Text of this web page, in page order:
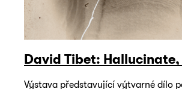
David Tibet:
Výstava představující výtvarné dílo